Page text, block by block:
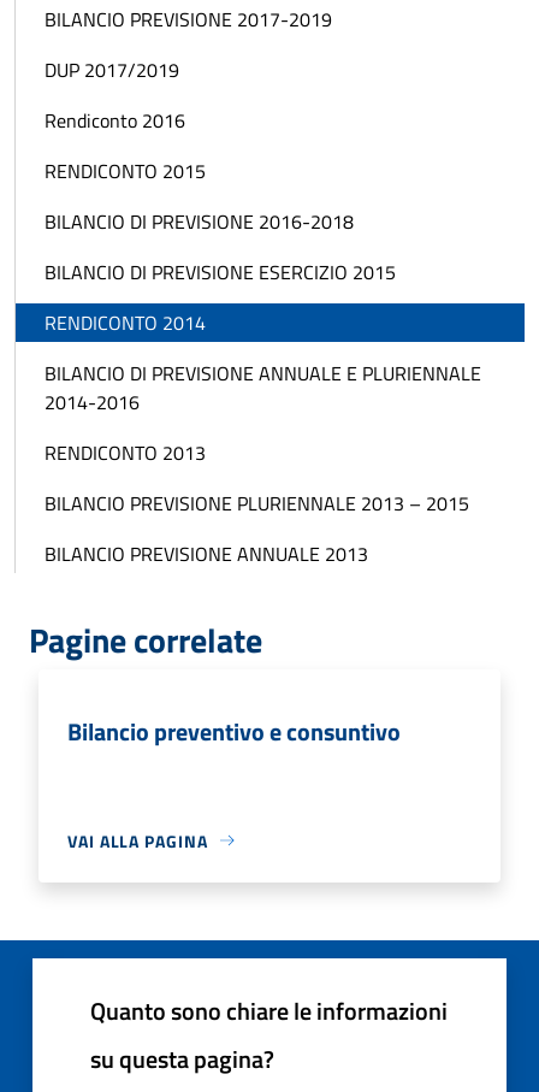
BILANCIO PREVISIONE 2017-2019
DUP 2017/2019
Rendiconto 2016
RENDICONTO 2015
BILANCIO DI PREVISIONE 2016-2018
BILANCIO DI PREVISIONE ESERCIZIO 2015
RENDICONTO 2014
BILANCIO DI PREVISIONE ANNUALE E PLURIENNALE
2014-2016
RENDICONTO 2013
BILANCIO PREVISIONE PLURIENNALE 2013 – 2015
BILANCIO PREVISIONE ANNUALE 2013
Pagine correlate
Bilancio preventivo e consuntivo
VAI ALLA PAGINA
Quanto sono chiare le informazioni
su questa pagina?